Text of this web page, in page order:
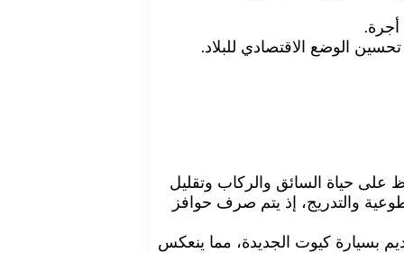
الوضع الاقتصادي للبلاد.
حياة السائق والركاب وتقليل
والتدريج، إذ يتم صرف حوافز
في حالة استبدال التوك توك القديم بسيارة كيوت الجديدة، مما ينعكس